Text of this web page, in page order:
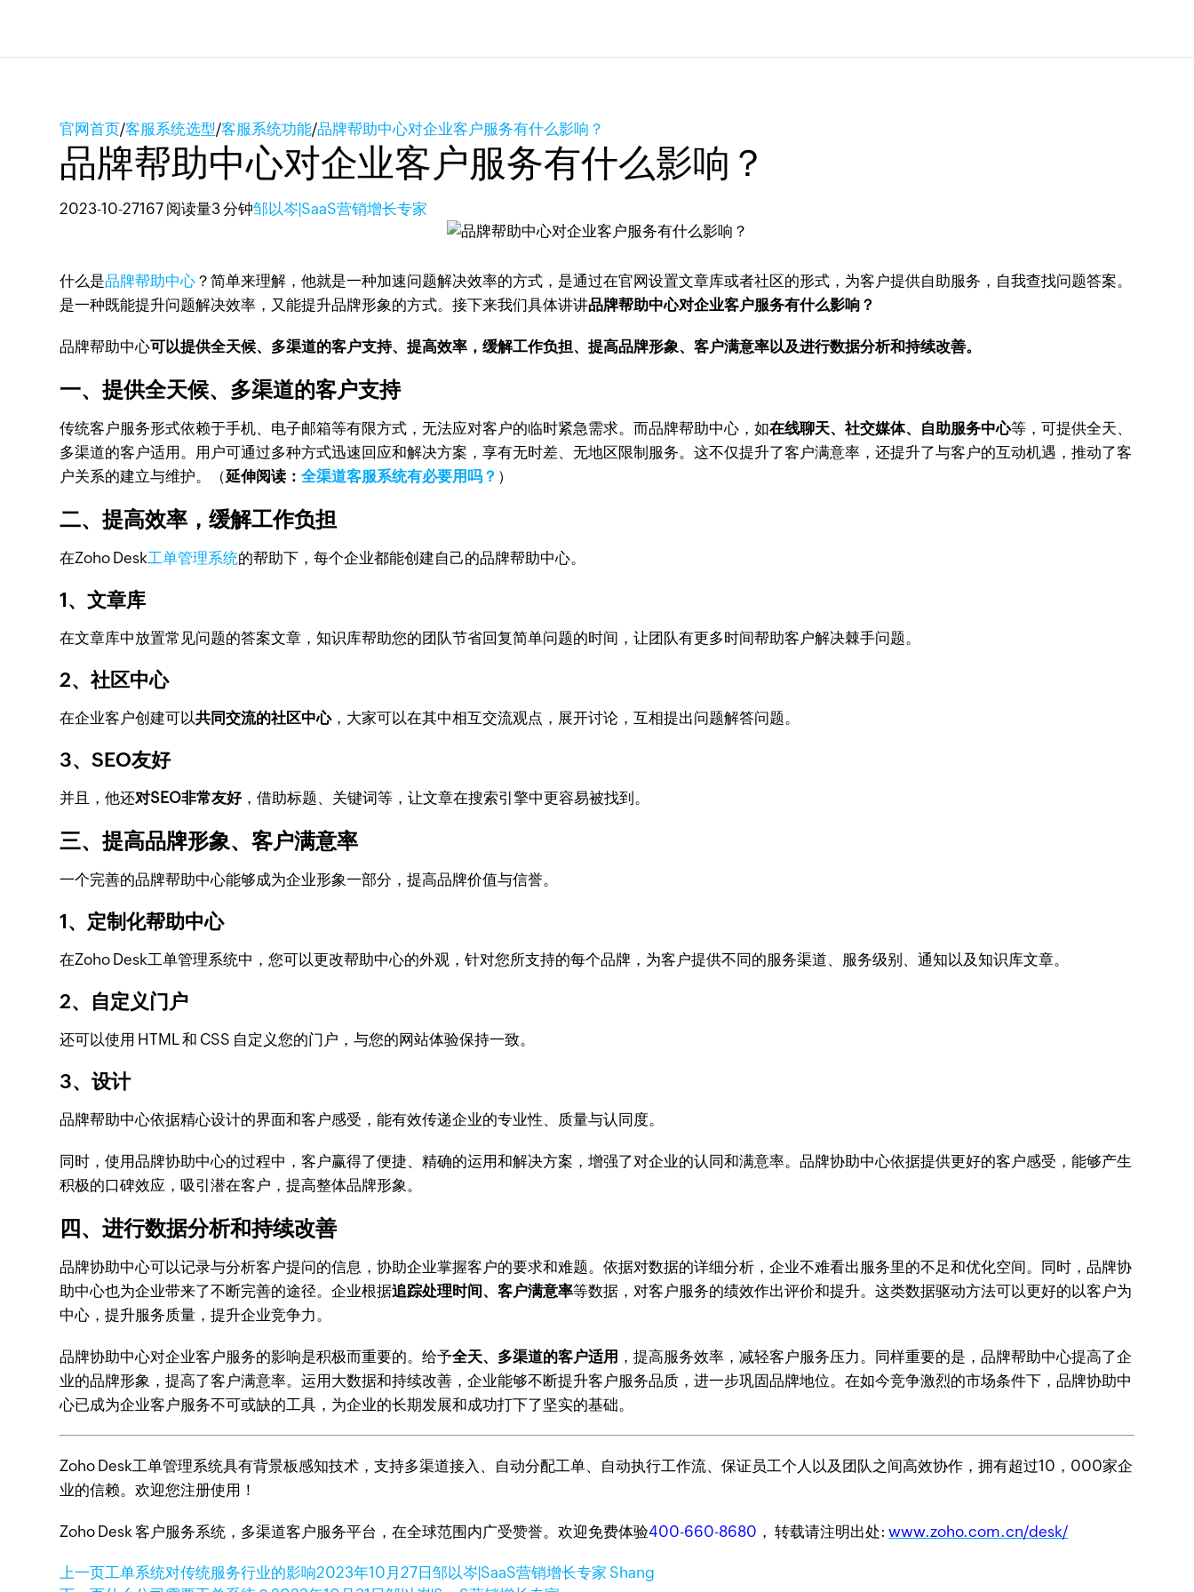
官网首页/客服系统选型/客服系统功能/品牌帮助中心对企业客户服务有什么影响？
品牌帮助中心对企业客户服务有什么影响？
2023-10-27167 阅读量3 分钟邹以岑|SaaS营销增长专家
什么是品牌帮助中心 ？简单来理解，他就是一种加速问题解决效率的方式，是通过在官网设置文章库或者社区的形式，为客户提供自助服务，自我查找问题答案。
是一种既能提升问题解决效率，又能提升品牌形象的方式。接下来我们具体讲讲品牌帮助中心对企业客户服务有什么影响？
品牌帮助中心可以提供全天候、多渠道的客户支持、提高效率，缓解工作负担、提高品牌形象、客户满意率以及进行数据分析和持续改善。
一、提供全天候、多渠道的客户支持
传统客户服务形式依赖于手机、电子邮箱等有限方式，无法应对客户的临时紧急需求。而品牌帮助中心，如在线聊天、社交媒体、自助服务中心等，可提供全天、
多渠道的客户适用。用户可通过多种方式迅速回应和解决方案，享有无时差、无地区限制服务。这不仅提升了客户满意率，还提升了与客户的互动机遇，推动了客
户关系的建立与维护。（延伸阅读：全渠道客服系统有必要用吗？ ）
二、提高效率，缓解工作负担
在Zoho Desk工单管理系统的帮助下，每个企业都能创建自己的品牌帮助中心。
1、文章库
在文章库中放置常见问题的答案文章，知识库帮助您的团队节省回复简单问题的时间，让团队有更多时间帮助客户解决棘手问题。
2、社区中心
在企业客户创建可以共同交流的社区中心，大家可以在其中相互交流观点，展开讨论，互相提出问题解答问题。
3、SEO友好
并且，他还对SEO非常友好，借助标题、关键词等，让文章在搜索引擎中更容易被找到。
三、提高品牌形象、客户满意率
一个完善的品牌帮助中心能够成为企业形象一部分，提高品牌价值与信誉。
1、定制化帮助中心
在Zoho Desk工单管理系统中，您可以更改帮助中心的外观，针对您所支持的每个品牌，为客户提供不同的服务渠道、服务级别、通知以及知识库文章。
2、自定义门户
还可以使用 HTML 和 CSS 自定义您的门户，与您的网站体验保持一致。
3、设计
品牌帮助中心依据精心设计的界面和客户感受，能有效传递企业的专业性、质量与认同度。
同时，使用品牌协助中心的过程中，客户赢得了便捷、精确的运用和解决方案，增强了对企业的认同和满意率。品牌协助中心依据提供更好的客户感受，能够产生
积极的口碑效应，吸引潜在客户，提高整体品牌形象。
四、进行数据分析和持续改善
品牌协助中心可以记录与分析客户提问的信息，协助企业掌握客户的要求和难题。依据对数据的详细分析，企业不难看出服务里的不足和优化空间。同时，品牌协
助中心也为企业带来了不断完善的途径。企业根据追踪处理时间、客户满意率等数据，对客户服务的绩效作出评价和提升。这类数据驱动方法可以更好的以客户为
中心，提升服务质量，提升企业竞争力。
品牌协助中心对企业客户服务的影响是积极而重要的。给予全天、多渠道的客户适用 ，提高服务效率，减轻客户服务压力。同样重要的是，品牌帮助中心提高了企
业的品牌形象，提高了客户满意率。运用大数据和持续改善，企业能够不断提升客户服务品质，进一步巩固品牌地位。在如今竞争激烈的市场条件下，品牌协助中
心已成为企业客户服务不可或缺的工具，为企业的长期发展和成功打下了坚实的基础。
Zoho Desk工单管理系统具有背景板感知技术，支持多渠道接入、自动分配工单、自动执行工作流、保证员工个人以及团队之间高效协作，拥有超过10，000家企
业的信赖。欢迎您注册使用！
Zoho Desk 客户服务系统，多渠道客户服务平台，在全球范围内广受赞誉。欢迎免费体验400-660-8680 ， 转载请注明出处:www.zoho.com.cn/desk/
上一页工单系统对传统服务行业的影响2023年10月27日邹以岑|SaaS营销增长专家 Shang